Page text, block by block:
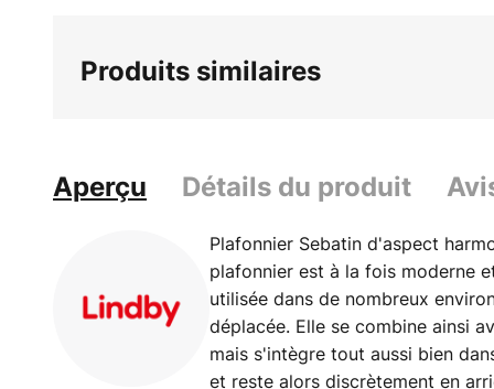
images
Produits similaires
Aperçu Détails du produit
Plafonnier Sebatin d'aspect
plafonnier est à la fois moderne
utilisée dans de nombreux
déplacée. Elle se combine ainsi
mais s'intègre tout aussi bien
et reste alors discrètement en